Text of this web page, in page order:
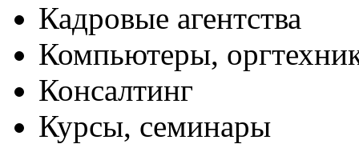
Кадровые агентства
Компьютеры,
Консалтинг
Курсы, семинары